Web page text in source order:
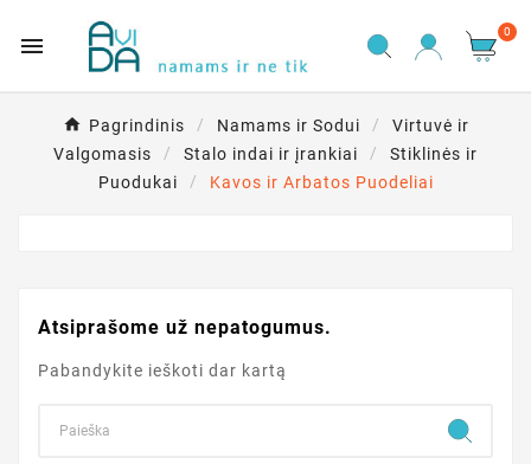

0
Pagrindinis Namams ir Sodui
Virtuvė ir
Valgomasis
Stalo indai ir įrankiai
Stiklinės ir
Puodukai
Kavos ir Arbatos Puodeliai
Atsiprašome už nepatogumus.
Pabandykite ieškoti dar kartą